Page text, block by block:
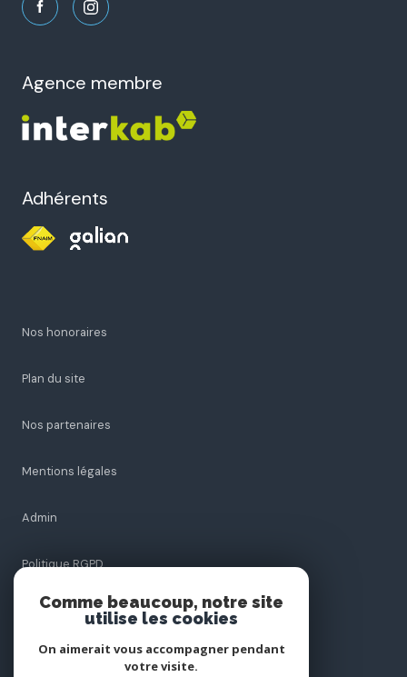
agence membre
Adhérents
Nos honoraires
Plan du site
Nos partenaires
Mentions légales
Admin
Politique RGPD
Cookies
© 2026 | Tous droits réservés
Comme beaucoup, notre site
utilise les cookies
On aimerait vous accompagner pendant
votre visite.